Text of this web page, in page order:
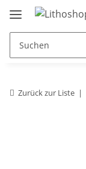
Zurück zur Liste